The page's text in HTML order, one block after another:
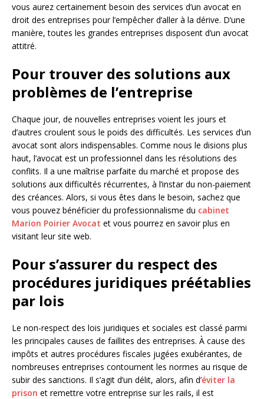
vous aurez certainement besoin des services d’un avocat en
droit des entreprises pour l’empêcher d’aller à la dérive. D’une
manière, toutes les grandes entreprises disposent d’un avocat
attitré.
Pour trouver des solutions aux
problèmes de l’entreprise
Chaque jour, de nouvelles entreprises voient les jours et
d’autres croulent sous le poids des difficultés. Les services d’un
avocat sont alors indispensables. Comme nous le disions plus
haut, l’avocat est un professionnel dans les résolutions des
conflits. Il a une maîtrise parfaite du marché et propose des
solutions aux difficultés récurrentes, à l’instar du non-paiement
des créances. Alors, si vous êtes dans le besoin, sachez que
vous pouvez bénéficier du professionnalisme du cabinet
Marion Poirier Avocat et vous pourrez en savoir plus en
visitant leur site web.
Pour s’assurer du respect des
procédures juridiques préétablies
par lois
Le non-respect des lois juridiques et sociales est classé parmi
les principales causes de faillites des entreprises. À cause des
impôts et autres procédures fiscales jugées exubérantes, de
nombreuses entreprises contournent les normes au risque de
subir des sanctions. Il s’agit d’un délit, alors, afin d’éviter la
prison et remettre votre entreprise sur les rails, il est